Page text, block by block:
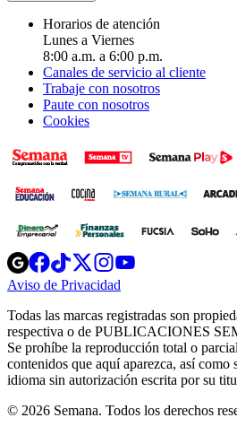
Horarios de atención
Lunes a Viernes
8:00 a.m. a 6:00 p.m.
Canales de servicio al cliente
Trabaje con nosotros
Paute con nosotros
Cookies
Opens
in
new
Opens
in
new
Opens
in
new
window
Opens
new
windowwindow
Aviso de Privacidad
new
window
Todas las marcas registradas son
respectiva o de PUBLICACIONES
Se prohíbe la reproducción total o
contenidos que aquí aparezca, así como
idioma sin autorización escrita por su
© 2026 Semana. Todos los derechos